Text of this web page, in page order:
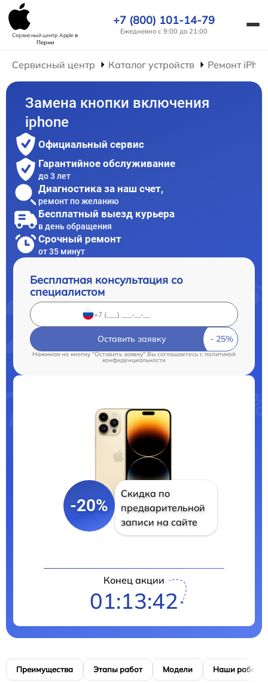
Сервисный центр Appleв
Перми
+7 (800) 101-14-79
Ежедневно с 9:00 до 21:00
Сервисный центр Каталог устройств Ремонт
Замена кнопки включения
iphone
Официальный сервис
Гарантийное обслуживание
до 3 лет
Диагностика за наш счет,
ремонт по желанию
Бесплатный выезд курьера
в день обращения
Срочный ремонт
от 35 минут
Бесплатная консультация со
специалистом
Оставить заявку
Нажимая на кнопку "Оставить заявку" Вы соглашаетесь cполитикой
конфиденциальности
-20%
Скидка по
предварительной
записи на сайте
Конец акции
01:13:42
Преимущества Этапы работ Модели Наши работы